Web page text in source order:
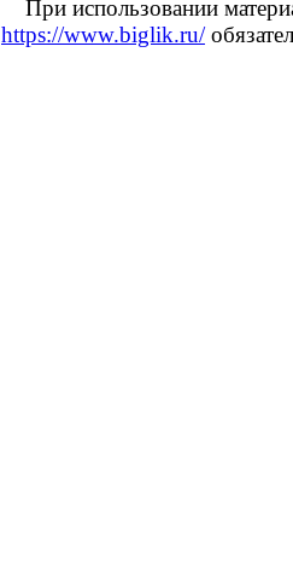
При использовании
https://www.biglik.ru/